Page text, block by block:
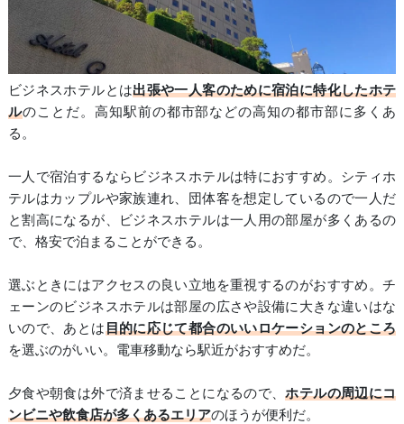
ビジネスホテルとは出張や一人客のために宿泊に特化したホテ
ルのことだ。高知駅前の都市部などの高知の都市部に多くあ
る。
一人で宿泊するならビジネスホテルは特におすすめ。シティホ
テルはカップルや家族連れ、団体客を想定しているので一人だ
と割高になるが、ビジネスホテルは一人用の部屋が多くあるの
で、格安で泊まることができる。
選ぶときにはアクセスの良い立地を重視するのがおすすめ。チ
ェーンのビジネスホテルは部屋の広さや設備に大きな違いはな
いので、あとは目的に応じて都合のいいロケーションのところ
を選ぶのがいい。電車移動なら駅近がおすすめだ。
夕食や朝食は外で済ませることになるので、ホテルの周辺にコ
ンビニや飲食店が多くあるエリアのほうが便利だ。